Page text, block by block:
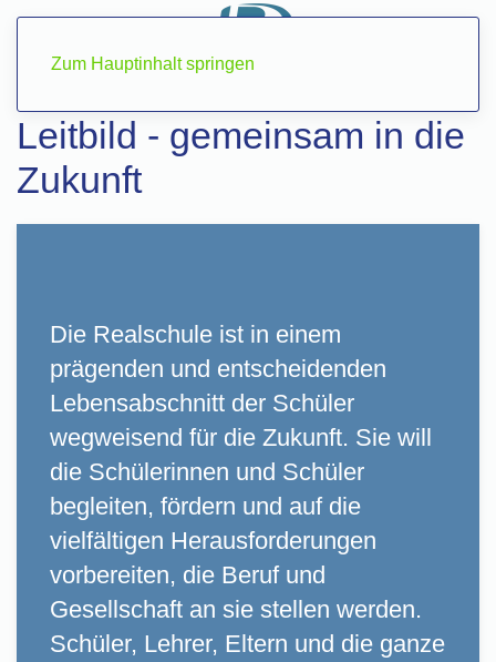
Zum Hauptinhalt springen
Leitbild - gemeinsam in die
Zukunft
Die Realschule ist in einem
prägenden und entscheidenden
Lebensabschnitt der Schüler
wegweisend für die Zukunft. Sie will
die Schülerinnen und Schüler
begleiten, fördern und auf die
vielfältigen Herausforderungen
vorbereiten, die Beruf und
Gesellschaft an sie stellen werden.
Schüler, Lehrer, Eltern und die ganze